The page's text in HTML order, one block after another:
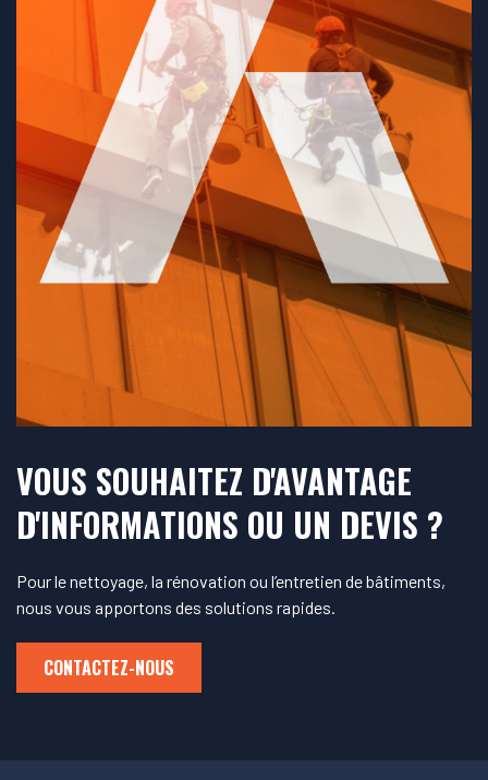
VOUS SOUHAITEZ D'AVANTAGE
D'INFORMATIONS OU UN DEVIS ?
Pour le nettoyage, la rénovation ou l’entretien de bâtiments,
nous vous apportons des solutions rapides.
CONTACTEZ-NOUS